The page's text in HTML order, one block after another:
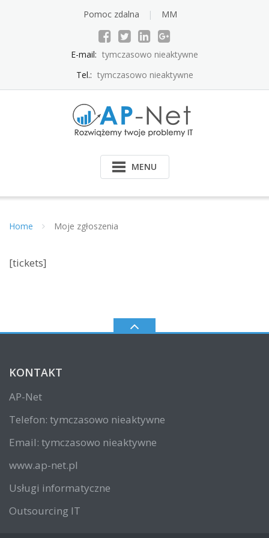
Pomoc zdalna MM
E-mail: tymczasowo nieaktywne
Tel.: tymczasowo nieaktywne
MENU
Home Moje zgłoszenia
[tickets]
KONTAKT
AP-Net
Telefon: tymczasowo nieaktywne
Email: tymczasowo nieaktywne
www.ap-net.pl
Usługi informatyczne
Outsourcing IT